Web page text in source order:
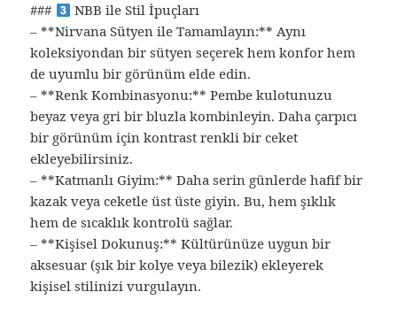
###
NBB ile Stil İpuçları
– **Nirvana Sütyen ile Tamamlayın:** Aynı
koleksiyondan bir sütyen seçerek hem konfor hem
de uyumlu bir görünüm elde edin.
– **Renk Kombinasyonu:** Pembe kulotunuzu
beyaz veya gri bir bluzla kombinleyin. Daha çarpıcı
bir görünüm için kontrast renkli bir ceket
ekleyebilirsiniz.
– **Katmanlı Giyim:** Daha serin günlerde hafif bir
kazak veya ceketle üst üste giyin. Bu, hem şıklık
hem de sıcaklık kontrolü sağlar.
– **Kişisel Dokunuş:** Kültürünüze uygun bir
aksesuar (şık bir kolye veya bilezik) ekleyerek
kişisel stilinizi vurgulayın.